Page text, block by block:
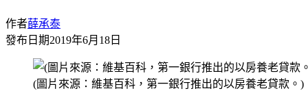
作者薛承泰
發布日期2019年6月18日
(圖片來源：維基百科，第一銀行推出的以房養老貸款。)